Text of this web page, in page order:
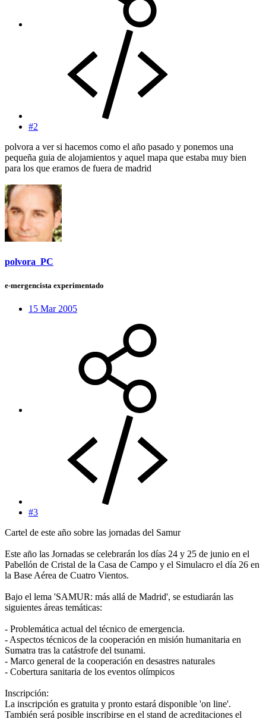
#2
polvora a ver si hacemos como el año pasado y ponemos una
pequeña guia de alojamientos y aquel mapa que estaba muy bien
para los que eramos de fuera de madrid
polvora_PC
e-mergencista experimentado
15 Mar 2005
#3
Cartel de este año sobre las jornadas del Samur
Este año las Jornadas se celebrarán los días 24 y 25 de junio en el
Pabellón de Cristal de la Casa de Campo y el Simulacro el día 26 en
la Base Aérea de Cuatro Vientos.
Bajo el lema 'SAMUR: más allá de Madrid', se estudiarán las
siguientes áreas temáticas:
- Problemática actual del técnico de emergencia.
- Aspectos técnicos de la cooperación en misión humanitaria en
Sumatra tras la catástrofe del tsunami.
- Marco general de la cooperación en desastres naturales
- Cobertura sanitaria de los eventos olímpicos
Inscripción:
La inscripción es gratuita y pronto estará disponible 'on line'.
También será posible inscribirse en el stand de acreditaciones el